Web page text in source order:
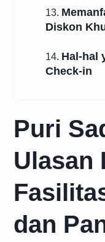
13.
Diskon
14. Hal-hal
Check-in
Puri
Ulasan
dan